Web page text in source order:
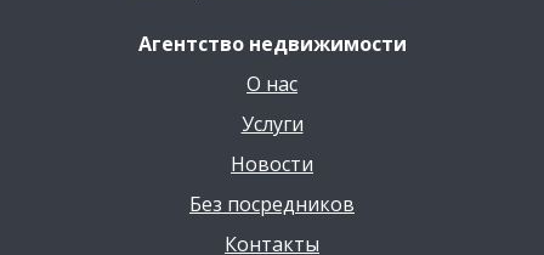
Агентство недвижимости
О нас
Услуги
Новости
Без посредников
Контакты